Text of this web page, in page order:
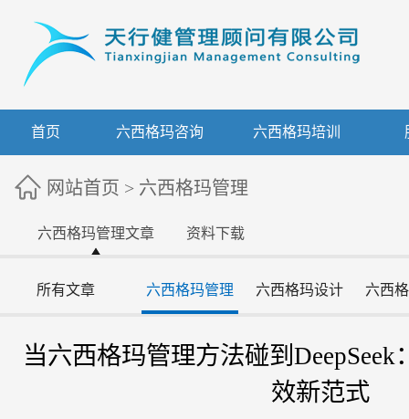
首页 六西格玛咨询 六西格玛培训
网站首页 > 六西格玛管理
六西格玛管理文章 资料下载
所有文章 六西格玛管理 六西格玛设计 六西
当六西格玛管理方法碰到
效新范式